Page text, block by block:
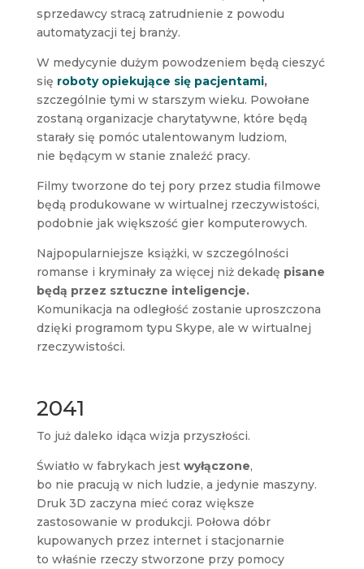
sprzedawcy stracą zatrudnienie z powodu
automatyzacji tej branży.
W medycynie dużym powodzeniem będą cieszyć
się roboty opiekujące się pacjentami,
szczególnie tymi w starszym wieku. Powołane
zostaną organizacje charytatywne, które będą
starały się pomóc utalentowanym ludziom,
nie będącym w stanie znaleźć pracy.
Filmy tworzone do tej pory przez studia filmowe
będą produkowane w wirtualnej rzeczywistości,
podobnie jak większość gier komputerowych.
Najpopularniejsze książki, w szczególności
romanse i kryminały za więcej niż dekadę pisane
będą przez sztuczne inteligencje.
Komunikacja na odległość zostanie uproszczona
dzięki programom typu Skype, ale w wirtualnej
rzeczywistości.
2041
To już daleko idąca wizja przyszłości.
Światło w fabrykach jest wyłączone,
bo nie pracują w nich ludzie, a jedynie maszyny.
Druk 3D zaczyna mieć coraz większe
zastosowanie w produkcji. Połowa dóbr
kupowanych przez internet i stacjonarnie
to właśnie rzeczy stworzone przy pomocy